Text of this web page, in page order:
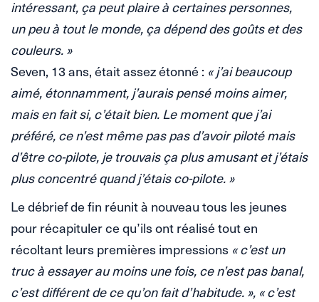
intéressant, ça peut plaire à certaines personnes,
un peu à tout le monde, ça dépend des goûts et des
couleurs. »
Seven, 13 ans, était assez étonné : « j’ai beaucoup
aimé, étonnamment, j’aurais pensé moins aimer,
mais en fait si, c’était bien. Le moment que j’ai
préféré, ce n’est même pas pas d’avoir piloté mais
d’être co-pilote, je trouvais ça plus amusant et j’étais
plus concentré quand j’étais co-pilote. »
Le débrief de fin réunit à nouveau tous les jeunes
pour récapituler ce qu’ils ont réalisé tout en
récoltant leurs premières impressions « c’est un
truc à essayer au moins une fois, ce n’est pas banal,
c’est différent de ce qu’on fait d’habitude. », « c’est